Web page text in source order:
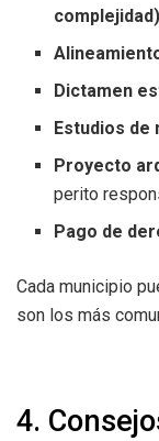
Dictamen
Estudios de
Proyecto
perito
Pago de
Cada municipio
son los más
4.